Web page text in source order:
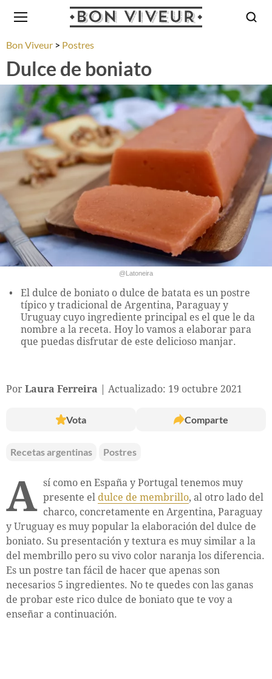
Bon Viveur Postres
Dulce de boniato
@Latoneira
El dulce de boniato o dulce de batata es un postre
típico y tradicional de Argentina, Paraguay y
Uruguay cuyo ingrediente principal es el que le da
nombre a la receta. Hoy lo vamos a elaborar para
que puedas disfrutar de este delicioso manjar.
Por Laura Ferreira Actualizado: 19 octubre 2021
Vota Comparte
Recetas argentinas Postres
A sí como en España y Portugal tenemos muy
presente el dulce de membrillo, al otro lado del
charco, concretamente en Argentina, Paraguay
y Uruguay es muy popular la elaboración del dulce de
boniato. Su presentación y textura es muy similar a la
del membrillo pero su vivo color naranja los diferencia.
Es un postre tan fácil de hacer que apenas son
necesarios 5 ingredientes. No te quedes con las ganas
de probar este rico dulce de boniato que te voy a
enseñar a continuación.